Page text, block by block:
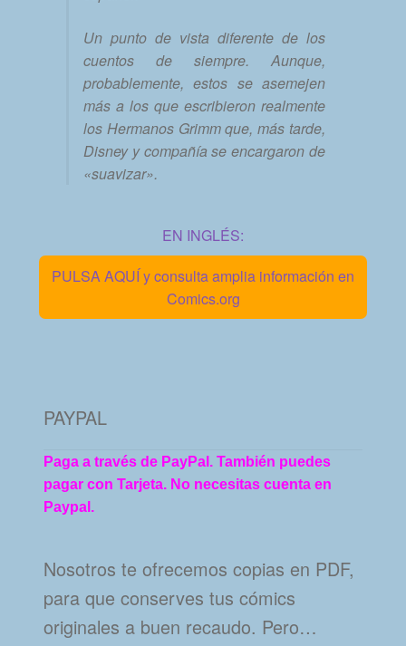
Un punto de vista diferente de los
cuentos de siempre. Aunque,
probablemente, estos se asemejen
más a los que escribieron realmente
los Hermanos Grimm que, más tarde,
Disney y compañía se encargaron de
«suavizar».
EN INGLÉS:
PULSA AQUÍ y consulta amplia información en
Comics.org
PAYPAL
Paga a través de PayPal. También puedes
pagar con Tarjeta. No necesitas cuenta en
Paypal.
Nosotros te ofrecemos copias en PDF,
para que conserves tus cómics
originales a buen recaudo. Pero…